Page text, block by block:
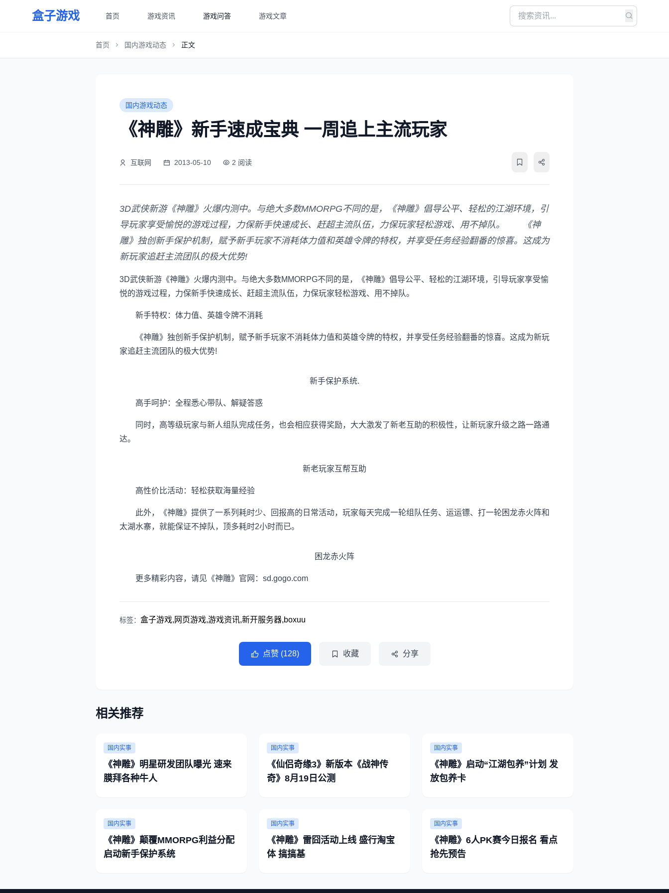
盒子游戏 首页 游戏资讯 游戏问答 游戏文章
首页 国内游戏动态 正文
国内游戏动态
《神雕》新手速成宝典 一周追上主流玩家
互联网 2013-05-10 2 阅读
3D武侠新游《神雕》火爆内测中。与绝大多数MMORPG不同的是，《神雕》倡导公平、轻松的江湖环境，引
导玩家享受愉悦的游戏过程，力保新手快速成长、赶超主流队伍，力保玩家轻松游戏、用不掉队。 《神
雕》独创新手保护机制，赋予新手玩家不消耗体力值和英雄令牌的特权，并享受任务经验翻番的惊喜。这成为
新玩家追赶主流团队的极大优势!
3D武侠新游《神雕》火爆内测中。与绝大多数MMORPG不同的是，《神雕》倡导公平、轻松的江湖环境，引导玩家享受愉
悦的游戏过程，力保新手快速成长、赶超主流队伍，力保玩家轻松游戏、用不掉队。
新手特权：体力值、英雄令牌不消耗
《神雕》独创新手保护机制，赋予新手玩家不消耗体力值和英雄令牌的特权，并享受任务经验翻番的惊喜。这成为新玩
家追赶主流团队的极大优势!
新手保护系统.
高手呵护：全程悉心带队、解疑答惑
同时，高等级玩家与新人组队完成任务，也会相应获得奖励，大大激发了新老互助的积极性，让新玩家升级之路一路通
达。
新老玩家互帮互助
高性价比活动：轻松获取海量经验
此外，《神雕》提供了一系列耗时少、回报高的日常活动，玩家每天完成一轮组队任务、运运镖、打一轮困龙赤火阵和
太湖水寨，就能保证不掉队，顶多耗时2小时而已。
困龙赤火阵
更多精彩内容，请见《神雕》官网： sd.gogo.com
标签： 盒子游戏,网页游戏,游戏资讯,新开服务器,boxuu
点赞 (128) 收藏 分享
相关推荐
国内实事
《神雕》明星研发团队曝光 速来
膜拜各种牛人
国内实事
《仙侣奇缘3》新版本《战神传
奇》8月19日公测
国内实事
《神雕》启动“江湖包养”计划 发
放包养卡
国内实事
《神雕》颠覆MMORPG利益分配
启动新手保护系统
国内实事
《神雕》雷囧活动上线 盛行淘宝
体 搞搞基
国内实事
《神雕》6人PK赛今日报名 看点
抢先预告